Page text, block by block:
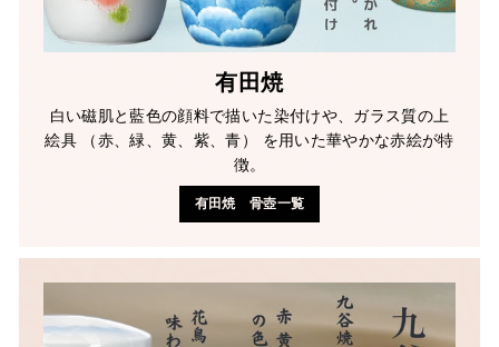
有田焼
白い磁肌と藍色の顔料で描いた染付けや、ガラス質の上
絵具 （赤、緑、黄、紫、青） を用いた華やかな赤絵が特
徴。
有田焼 骨壺一覧